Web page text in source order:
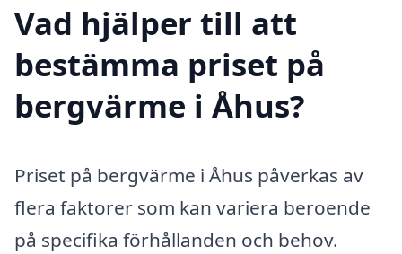
Vad hjälper till att
bestämma priset på
bergvärme i Åhus?
Priset på bergvärme i Åhus påverkas av
flera faktorer som kan variera beroende
på specifika förhållanden och behov.